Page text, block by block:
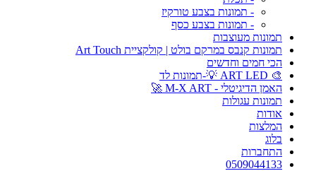
- תמונות בצבע טורקיז
- תמונות בצבע כסף
תמונות מעוצבות
תמונות קנבס במרקם בולט | קולקציית Art Touch
הכי חמים וחדשים
🎨 ART LED 💡-תמונות לד
האמן הדיגיטלי - M-X ART 🚀
תמונות עגולות
אודות
המלצות
בלוג
התחברות
0509044133